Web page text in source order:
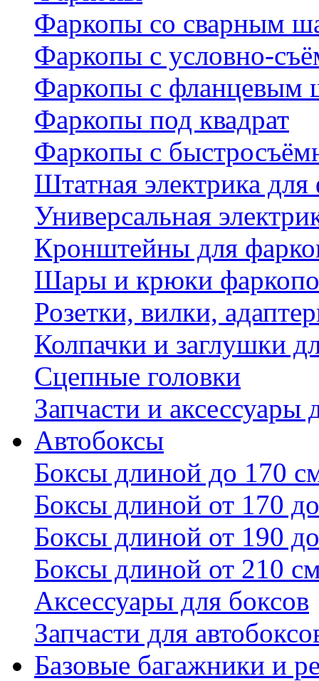
Фаркопы со сварным
Фаркопы с условно-
Фаркопы с фланцевым
Фаркопы под квадрат
Фаркопы с
Штатная электрика
Универсальная
Кронштейны для
Шары и крюки
Розетки, вилки,
Колпачки и заглушки
Сцепные головки
Запчасти и аксессуары
Автобоксы
Боксы длиной до 170
Боксы длиной от 170
Боксы длиной от 190
Боксы длиной от 210
Аксессуары для боксов
Запчасти для
Базовые багажники и